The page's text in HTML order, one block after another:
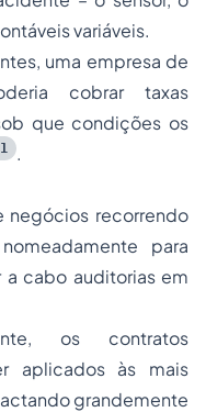
variáveis.
uma empresa de
cobrar taxas
que condições os
.
negócios recorrendo
para
a cabo auditorias em
os contratos
aplicados às mais
grandemente